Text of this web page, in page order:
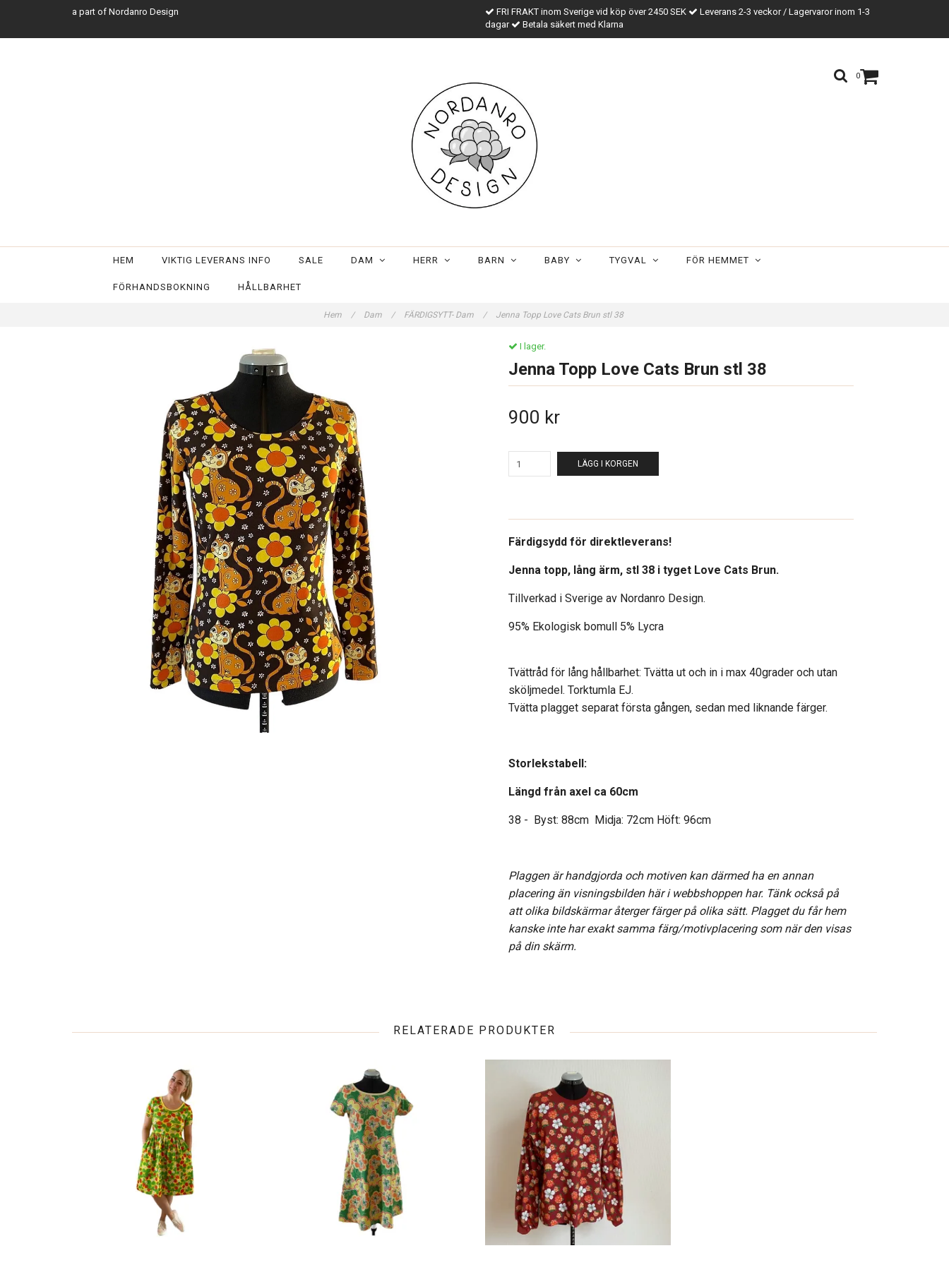
a part of Nordanro Design FRI FRAKT inom Sverige vid köp över 2450 SEK
Leverans 2-3 veckor / Lagervaror inom 1-3
dagar
Betala säkert med Klarna
0
HEM VIKTIG LEVERANS INFO SALE DAM HERR BARN BABY TYGVAL FÖR HEMMET
FÖRHANDSBOKNING HÅLLBARHET
Hem / Dam / FÄRDIGSYTT- Dam / Jenna Topp Love Cats Brun stl 38
I lager.
Jenna Topp Love Cats Brun stl 38
900 kr
LÄGG I KORGEN
Färdigsydd för direktleverans!
Jenna topp, lång ärm, stl 38 i tyget Love Cats Brun.
Tillverkad i Sverige av Nordanro Design.
95% Ekologisk bomull 5% Lycra
Tvättråd för lång hållbarhet: Tvätta ut och in i max 40grader och utan
sköljmedel. Torktumla EJ.
Tvätta plagget separat första gången, sedan med liknande färger.
Storlekstabell:
Längd från axel ca 60cm
38 - Byst: 88cm Midja: 72cm Höft: 96cm
Plaggen är handgjorda och motiven kan därmed ha en annan
placering än visningsbilden här i webbshoppen har. Tänk också på
att olika bildskärmar återger färger på olika sätt. Plagget du får hem
kanske inte har exakt samma färg/motivplacering som när den visas
på din skärm.
RELATERADE PRODUKTER